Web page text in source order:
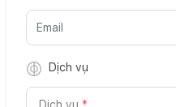
Dịch vụ
Dịch vụ *